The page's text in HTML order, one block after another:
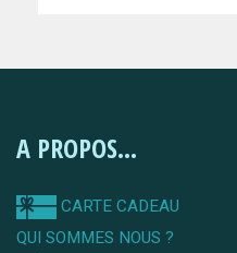
A PROPOS...
CARTE CADEAU
QUI SOMMES NOUS ?